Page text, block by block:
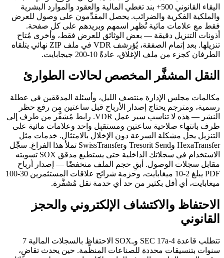
اليقاء القانوني 500+ بند تغطي المالية والعقود والموارد البشرية
والملكية الفكرية والضرائب. يحصل المقدِّمون على وصول للعرض
فقط مع علامات مائية تُظهر اسمهم وبريدهم على كل صفحة.
أذونات التنزيل دقيقة — بعض الوثائق للعرض فقط، وأخرى مُتاح
تنزيلها. بعد إتمام الصفقة، يُؤرشف VDR في ملف ZIP نهائي يتلقاه
الطرفان كجزء من ملف الإغلاق، عادةً 10-200 جيجابايت.
النقل المشفَّر المخصص لحالات الطوارئ
مكالمات مجلس الإدارة منتصف الليل، وأسئلة المدققين في عطلة
رسمية، ومترجم يحتاج إصدار الأرباح قبل ساعتين من رفع حظر
النشر — هذه لا تناسب سير عمل VDR. رابط مُشفَّر من طرف إلى
طرف بانتهاء صلاحية ساعتين ومستقبِل واحد وعلامات مائية على
التنزيل يحل مشكلة السرعة دون الإخلال بالامتثال. خدمات مثل
HexaTransfer وTresorit Send وSwissTransfer تملأ هذا الفراغ. سجِّل
الاستخدام في سجلاتك الداخلية حتى يستطيع مدقق SOX تسويته
مقابل سجلات الوصول. أبقِ حجم الملف منخفضًا — إصدار أرباح
PDF يبلغ 2-10 ميغابايت، وحزمة شرائح علاقات المستثمرين 30-100
ميغابايت، أي أقل بكثير من حد أي خدمة نقل مُشفَّرة.
الاحتفاظ والاكتشاف الإلكتروني والحجز
القانوني
تتطلب قاعدة SEC 17a-4 وـSOX الاحتفاظ بالسجلات المالية 7
سنوات بتنسيقات محددة للصناعات المنظَّمة. حين يحدث تقاضٍ،